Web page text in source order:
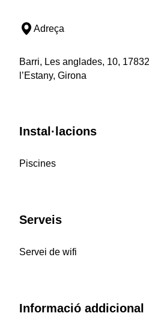
Adreça
Barri, Les anglades, 10,
l’Estany, Girona
Instal·lacions
Piscines
Serveis
Servei de wifi
Informació addicional